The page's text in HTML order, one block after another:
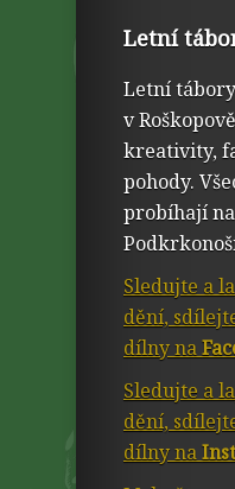
Letní
Letní
v
kreativity,
pohody.
probíhají
Sledujte a
dění,
dílny na
Sledujte a
dění,
dílny na